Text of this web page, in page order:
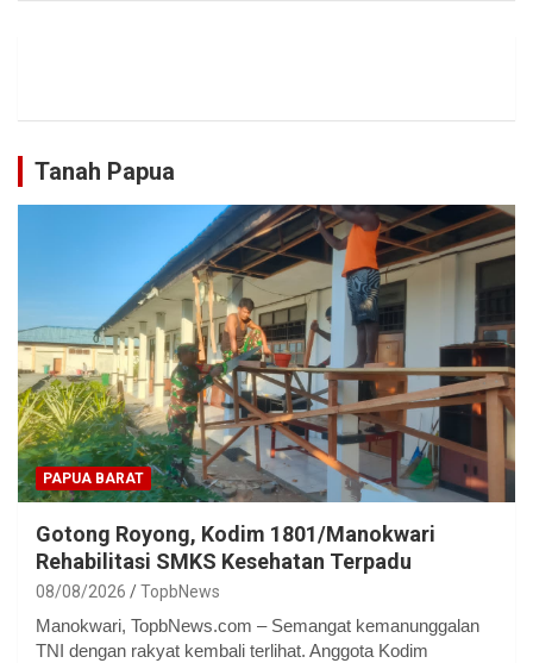
Tanah Papua
PAPUA BARAT
Gotong Royong, Kodim 1801/Manokwari
Rehabilitasi SMKS Kesehatan Terpadu
08/08/2026 TopbNews
Manokwari, TopbNews.com – Semangat kemanunggalan
TNI dengan rakyat kembali terlihat. Anggota Kodim